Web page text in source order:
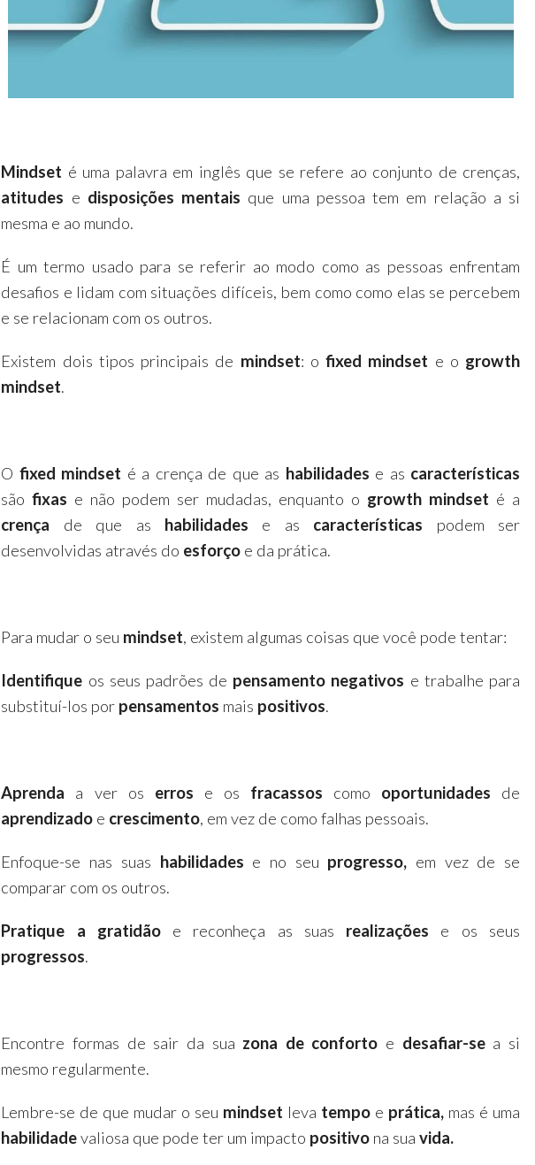
Mindset é uma palavra em inglês que se refere ao conjunto de crenças,
atitudes e disposições mentais que uma pessoa tem em relação a si
mesma e ao mundo.
É um termo usado para se referir ao modo como as pessoas enfrentam
desafios e lidam com situações difíceis, bem como como elas se percebem
e se relacionam com os outros.
Existem dois tipos principais de mindset: ofixed mindset e o growth
mindset.
O fixed mindset é a crença de que as habilidades e as características
sãofixas e não podem ser mudadas, enquanto o growth mindset é a
crença de que as habilidades e as características podem ser
desenvolvidas através do esforço e da prática.
Para mudar o seu mindset, existem algumas coisas que você pode tentar:
Identifique os seus padrões de pensamento negativos e trabalhe para
substituí-los por pensamentos mais positivos.
Aprenda a ver os erros e os fracassos como oportunidades de
aprendizado e crescimento, em vez de como falhas pessoais.
Enfoque-se nas suas habilidades e no seu progresso, em vez de se
comparar com os outros.
Pratique a gratidãoe reconheça as suas realizações e os seus
progressos.
Encontre formas de sair da sua zona de conforto e desafiar-sea si
mesmo regularmente.
Lembre-se de que mudar o seu mindset leva tempo e prática, mas é uma
habilidadevaliosa que pode ter um impacto positivo na suavida.